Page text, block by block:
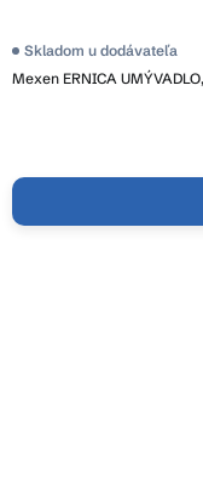
Mexen ERNICA
Skladom u dodávateľa